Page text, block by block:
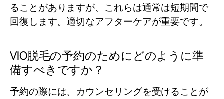
ることがありますが、これらは通常は短期間で
回復します。適切なアフターケアが重要です。
VIO脱毛の予約のためにどのように準
備すべきですか？
予約の際には、カウンセリングを受けることが